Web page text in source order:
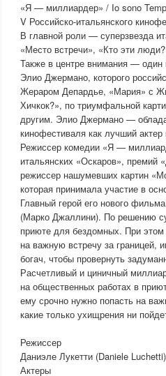
«Я — миллиардер» / Io sono
V Российско-итальянского
В главной роли — суперзвезда
«Место встречи», «Кто эти
Также в центре внимания — один
Элио Джермано, которого
Жераром Депардье, «Мария» с
Хичкок?», по триумфальной
другим. Элио Джермано —
кинофестиваля как лучший актер
Режиссер комедии «Я —
итальянских «Оскаров», премий
режиссер нашумевших картин
которая принимала участие в
Главный герой его нового
(Марко Джаллини). По решению
приюте для бездомных. При этом
на важную встречу за границей,
богач, чтобы провернуть
Расчетливый и циничный
на общественных работах в
ему срочно нужно попасть на
какие только ухищрения ни
Режиссер
Даниэле Лукетти (Daniele Luchetti)
Актеры